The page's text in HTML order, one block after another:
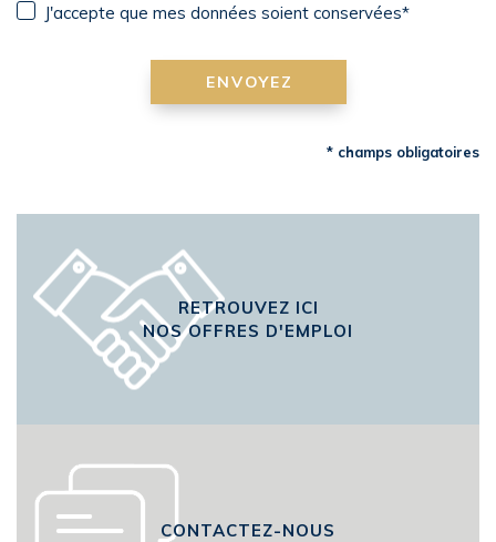
J'accepte que mes données soient conservées*
ENVOYEZ
* champs obligatoires
RETROUVEZ ICI
NOS OFFRES D'EMPLOI
CONTACTEZ-NOUS